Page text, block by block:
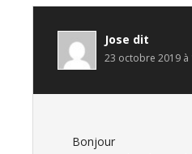
lecteur
Jose dit
23 octobre 2019 à
Bonjour